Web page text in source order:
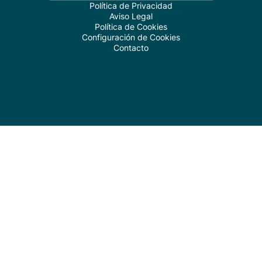
Política de Privacidad
Aviso Legal
Política de Cookies
Configuración de Cookies
Contacto